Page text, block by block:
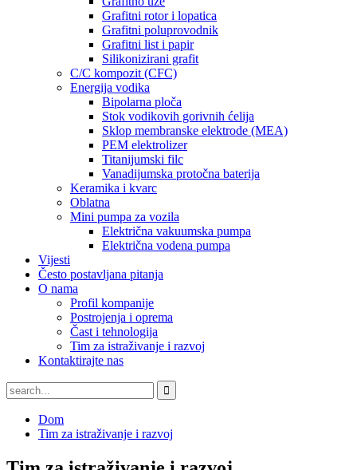
Grafitni rotor i lopatica
Grafitni poluprovodnik
Grafitni list i papir
Silikonizirani grafit
C/C kompozit (CFC)
Energija vodika
Bipolarna ploča
Stok vodikovih gorivnih ćelija
Sklop membranske elektrode (MEA)
PEM elektrolizer
Titanijumski filc
Vanadijumska protočna baterija
Keramika i kvarc
Oblatna
Mini pumpa za vozila
Električna vakuumska pumpa
Električna vodena pumpa
Vijesti
Često postavljana pitanja
O nama
Profil kompanije
Postrojenja i oprema
Čast i tehnologija
Tim za istraživanje i razvoj
Kontaktirajte nas
Dom
Tim za istraživanje i razvoj